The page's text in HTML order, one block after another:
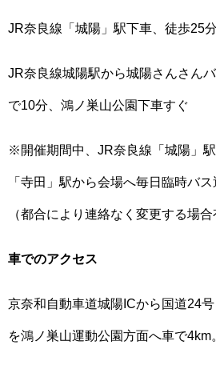
JR奈良線「城陽」駅下車、徒歩25分
JR奈良線城陽駅から城陽さんさん
で10分、鴻ノ巣山公園下車すぐ
※開催期間中、JR奈良線「城陽」
「寺田」駅から会場へ毎日臨時バス
（都合により連絡なく変更する場合
車でのアクセス
京奈和自動車道城陽ICから国道24
を鴻ノ巣山運動公園方面へ車で4km